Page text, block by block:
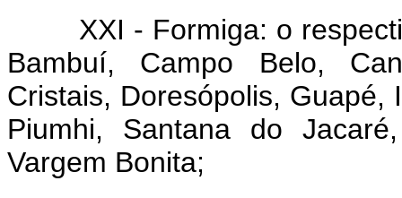
XXI - Formiga: o
Bambuí, Campo Belo,
Cristais, Doresópolis, Guapé,
Piumhi, Santana do
Vargem Bonita;